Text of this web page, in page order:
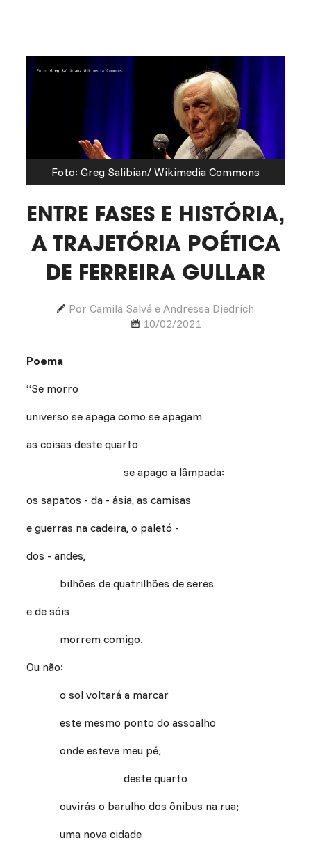
Foto: Greg Salibian/ Wikimedia Commons
ENTRE FASES E HISTÓRIA,
A TRAJETÓRIA POÉTICA
DE FERREIRA GULLAR
Por Camila Salvá e Andressa Diedrich
10/02/2021
Poema
“Se morro
universo se apaga como se apagam
as coisas deste quarto
se apago a lâmpada:
os sapatos - da - ásia, as camisas
e guerras na cadeira, o paletó -
dos - andes,
bilhões de quatrilhões de seres
e de sóis
morrem comigo.
Ou não:
o sol voltará a marcar
este mesmo ponto do assoalho
onde esteve meu pé;
deste quarto
ouvirás o barulho dos ônibus na rua;
uma nova cidade